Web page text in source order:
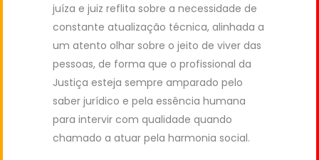
juíza e juiz reflita sobre a necessidade de
constante atualização técnica, alinhada a
um atento olhar sobre o jeito de viver das
pessoas, de forma que o profissional da
Justiça esteja sempre amparado pelo
saber jurídico e pela essência humana
para intervir com qualidade quando
chamado a atuar pela harmonia social.